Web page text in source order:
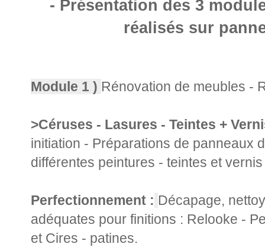
- Présentation des 3
réalisés sur
Module 1 ) Rénovation de meubles -
>Céruses - Lasures - Teintes +
initiation - Préparations de panneaux
différentes peintures - teintes et
Perfectionnement : Décapage,
adéquates pour finitions : Relooke -
et Cires - patines.